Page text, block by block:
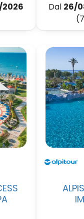
Dal 26/